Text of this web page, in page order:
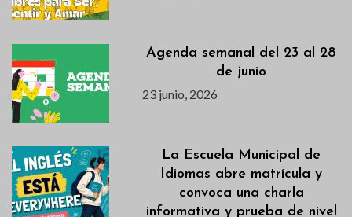
Agenda semanal del 23 al 28
de junio
23 junio, 2026
La Escuela Municipal de
Idiomas abre matrícula y
convoca una charla
informativa y prueba de nivel